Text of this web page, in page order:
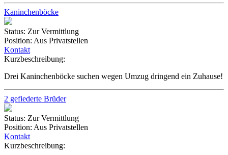
Kaninchenböcke
Status: Zur Vermittlung
Position: Aus Privatstellen
Kontakt
Kurzbeschreibung:
Drei Kaninchenböcke suchen wegen Umzug dringend ein Zuhause!
2 gefiederte Brüder
Status: Zur Vermittlung
Position: Aus Privatstellen
Kontakt
Kurzbeschreibung: